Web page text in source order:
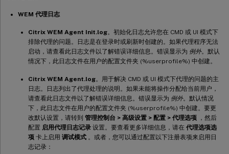
WEM 代理日志
Citrix WEM Agent Init.log。初始化日志允许您在 CMD 或 UI 模式下
排除代理的问题。日志是在登录时或刷新时创建的。如果代理程序无法
启动，请查看此日志文件以了解错误详细信息。错误显示为 例外。默认
情况下，此日志文件在用户的配置文件夹 (%userprofile%) 中创建。
Citrix WEM Agent.log。用于解决 CMD 或 UI 模式下代理的问题的主
日志。日志列出了代理处理的说明。如果未能将操作分配给当前用户，
请查看此日志文件以了解错误详细信息。错误显示为 例外。默认情况
下，此日志文件在用户的配置文件夹 (%userprofile%) 中创建。要更
改默认设置，请转到 管理控制台 > 高级设置 > 配置 > 代理选项 ，然后
配置 启用代理日志记录 设置。要查看更多详细信息，请在 代理选项选
项 卡上启用 调试模式 。或者，您可以通过配置以下注册表项来启用日
志记录：